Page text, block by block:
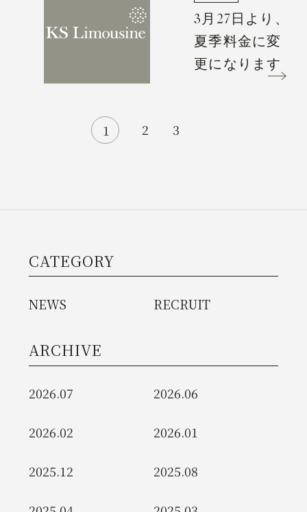
3月27日より、
夏季料金に変
更になります
1 2 3
CATEGORY
NEWS RECRUIT
ARCHIVE
2026.07 2026.06
2026.02 2026.01
2025.12 2025.08